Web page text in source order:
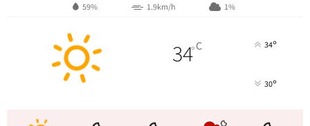
59% 1.9km/h 1%
34°C 34°
30°